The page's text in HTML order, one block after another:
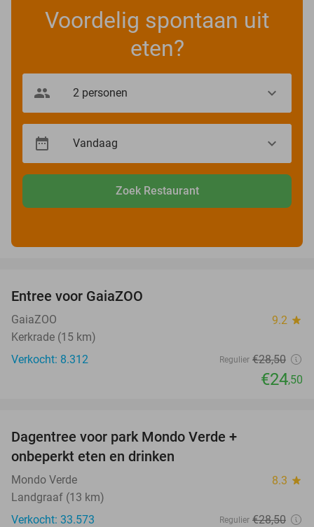
Voordelig spontaan uit
eten?
Zoek Restaurant
Entree voor GaiaZOO
GaiaZOO 9.2 star
Kerkrade (15 km)
Verkocht: 8.312
Regulier €28,50
€24,50
Dagentree voor park Mondo Verde +
onbeperkt eten en drinken
Mondo Verde 8.3 star
Landgraaf (13 km)
Verkocht: 33.573
Regulier €28,50